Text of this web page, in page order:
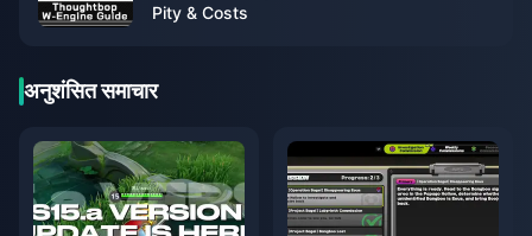
Pity & Costs
अनुशंसित समाचार